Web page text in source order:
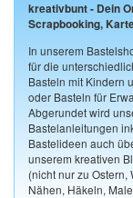
kreativbunt - Dein
Scrapbooking,
In unserem
für die
Basteln mit Kindern
oder Basteln für
Abgerundet wird
Bastelanleitungen
Bastelideen auch
unserem kreativen
(nicht nur zu
Nähen, Häkeln,